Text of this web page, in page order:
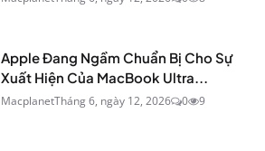
Apple Đang Ngầm Chuẩn Bị Cho Sự
Xuất Hiện Của MacBook Ultra...
MacplanetTháng 6, ngày 12, 2026 0 9